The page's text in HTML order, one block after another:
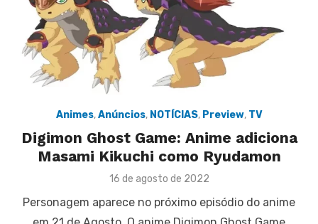
Animes,Anúncios, NOTÍCIAS, Preview, TV
Digimon Ghost Game: Anime adiciona
Masami Kikuchi como Ryudamon
Posted
16 de agosto de 2022
Personagem aparece no próximo episódio do anime